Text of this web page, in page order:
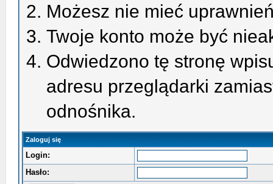
Możesz nie mieć
Twoje konto może być
Odwiedzono tę stronę
adresu przeglądarki
odnośnika.
Zaloguj się
Login:
Hasło: